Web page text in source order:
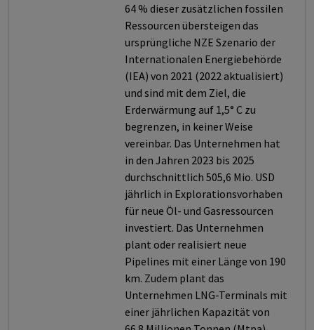
64 % dieser zusätzlichen fossilen
Ressourcen übersteigen das
ursprüngliche NZE Szenario der
Internationalen Energiebehörde
(IEA) von 2021 (2022 aktualisiert)
und sind mit dem Ziel, die
Erderwärmung auf 1,5° C zu
begrenzen, in keiner Weise
vereinbar. Das Unternehmen hat
in den Jahren 2023 bis 2025
durchschnittlich 505,6 Mio. USD
jährlich in Explorationsvorhaben
für neue Öl- und Gasressourcen
investiert. Das Unternehmen
plant oder realisiert neue
Pipelines mit einer Länge von 190
km. Zudem plant das
Unternehmen LNG-Terminals mit
einer jährlichen Kapazität von